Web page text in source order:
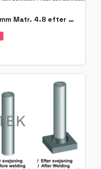
ID Gevindbøs M20-Ø22x25 mm Matr. 4.8 efter EN ISO 13918